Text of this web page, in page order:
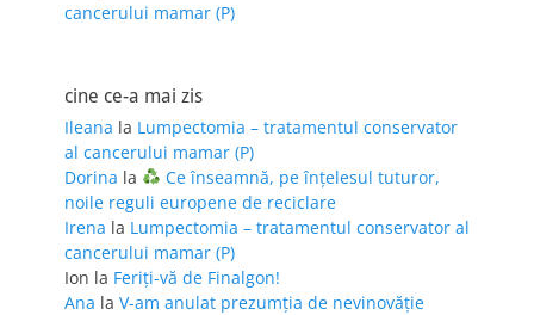
cancerului mamar (P)
cine ce-a mai zis
Ileana la Lumpectomia – tratamentul conservator
al cancerului mamar (P)
Dorina la
Ce înseamnă, pe înțelesul tuturor,
noile reguli europene de reciclare
Irena la Lumpectomia – tratamentul conservator al
cancerului mamar (P)
Ion la Feriţi-vă de Finalgon!
Ana la V-am anulat prezumția de nevinovăție